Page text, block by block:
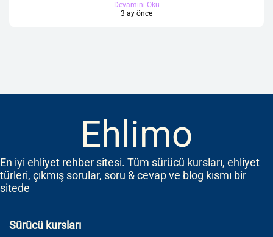
Devamını Oku
3 ay önce
Ehlimo
En iyi ehliyet rehber sitesi. Tüm sürücü kursları, ehliyet
türleri, çıkmış sorular, soru & cevap ve blog kısmı bir
sitede
Sürücü kursları